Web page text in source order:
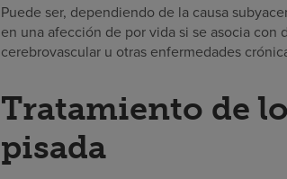
Puede ser, dependiendo de la causa
en una afección de por vida si se asocia con
cerebrovascular u otras enfermedades
Tratamiento de
pisada